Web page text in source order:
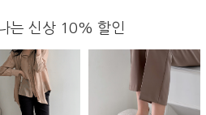
는 신상 10% 할인